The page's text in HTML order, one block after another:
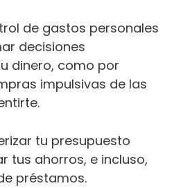
de gastos personales
decisiones
dinero, como por
impulsivas de las
tu presupuesto
tus ahorros, e incluso,
préstamos.